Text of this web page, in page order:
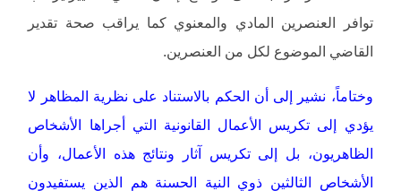
توافر العنصرين المادي والمعنوي كما يراقب صحة تقدير
القاضي الموضوع لكل من العنصرين.
وختاماً، نشير إلى أن الحكم بالاستناد على نظرية المظاهر لا
يؤدي إلى تكريس الأعمال القانونية التي أجراها الأشخاص
الظاهريون، بل إلى تكريس آثار ونتائج هذه الأعمال، وأن
الأشخاص الثالثين ذوي النية الحسنة هم الذين يستفيدون